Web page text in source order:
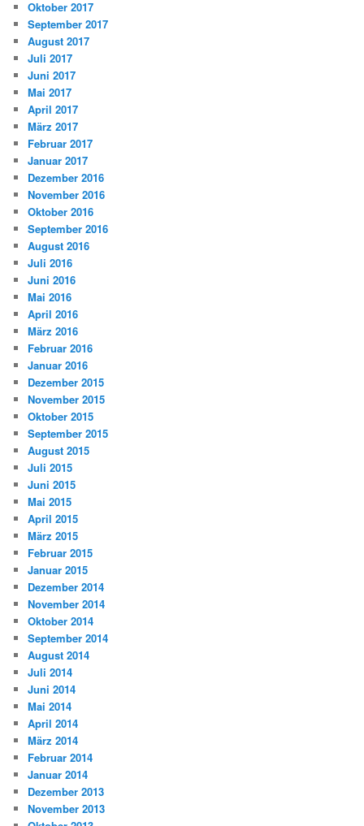
Oktober 2017
September 2017
August 2017
Juli 2017
Juni 2017
Mai 2017
April 2017
März 2017
Februar 2017
Januar 2017
Dezember 2016
November 2016
Oktober 2016
September 2016
August 2016
Juli 2016
Juni 2016
Mai 2016
April 2016
März 2016
Februar 2016
Januar 2016
Dezember 2015
November 2015
Oktober 2015
September 2015
August 2015
Juli 2015
Juni 2015
Mai 2015
April 2015
März 2015
Februar 2015
Januar 2015
Dezember 2014
November 2014
Oktober 2014
September 2014
August 2014
Juli 2014
Juni 2014
Mai 2014
April 2014
März 2014
Februar 2014
Januar 2014
Dezember 2013
November 2013